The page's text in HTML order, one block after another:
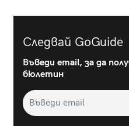
Следвай GoGuide
Въведи email, за да
бюлетин